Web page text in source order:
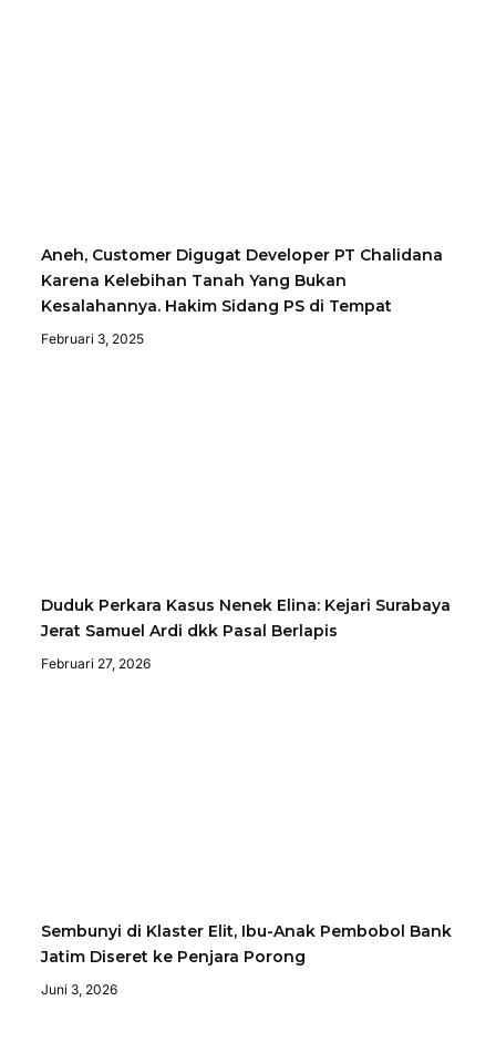
Aneh, Customer Digugat Developer PT Chalidana
Karena Kelebihan Tanah Yang Bukan
Kesalahannya. Hakim Sidang PS di Tempat
Februari 3, 2025
Duduk Perkara Kasus Nenek Elina: Kejari Surabaya
Jerat Samuel Ardi dkk Pasal Berlapis
Februari 27, 2026
Sembunyi di Klaster Elit, Ibu-Anak Pembobol Bank
Jatim Diseret ke Penjara Porong
Juni 3, 2026